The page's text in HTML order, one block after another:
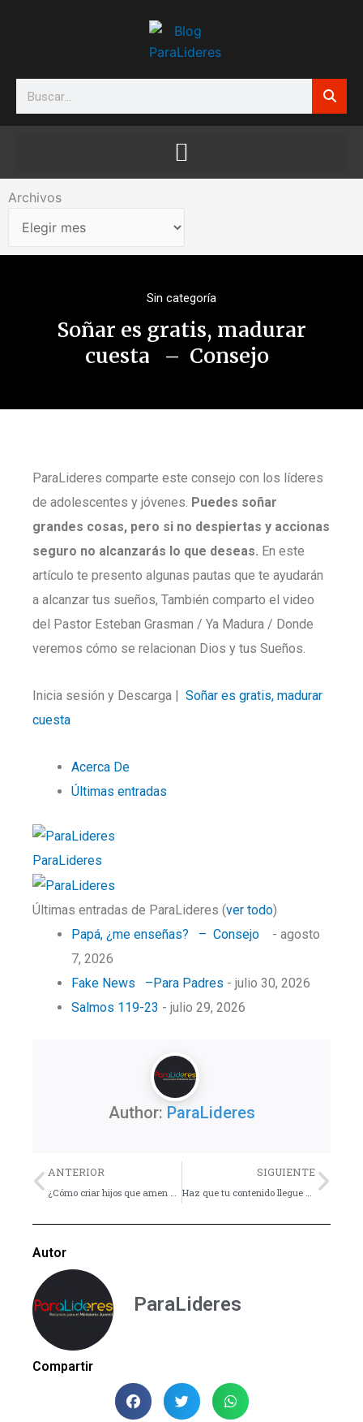
Search
Archivos
Archivos
Sin categoría
Soñar es gratis, madurar
cuesta – Consejo
ParaLideres comparte este consejo con los líderes
de adolescentes y jóvenes. Puedes soñar
grandes cosas, pero si no despiertas y accionas
seguro no alcanzarás lo que deseas. En este
artículo te presento algunas pautas que te ayudarán
a alcanzar tus sueños, También comparto el video
del Pastor Esteban Grasman / Ya Madura / Donde
veremos cómo se relacionan Dios y tus Sueños.
Inicia sesión y Descarga | Soñar es gratis, madurar
cuesta
Acerca De
Últimas entradas
ParaLideres
Últimas entradas de ParaLideres (ver todo)
Papá, ¿me enseñas? – Consejo
- agosto
7, 2026
Fake News –Para Padres - julio 30, 2026
Salmos 119-23 - julio 29, 2026
Author: ParaLideres
Previo
ANTERIOR SIGUIENTE
Autor
ParaLideres
Compartir